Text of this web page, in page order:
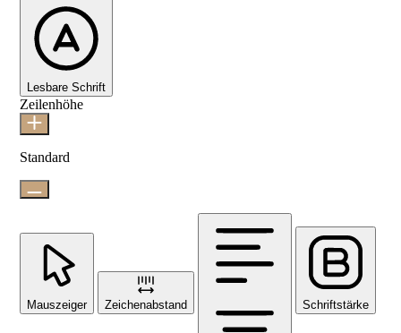
Lesbare Schrift
Zeilenhöhe
Standard
Mauszeiger Zeichenabstand Schriftstärke